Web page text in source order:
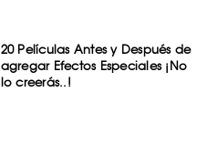
20 Películas Antes y Después de
agregar Efectos Especiales ¡No
lo creerás..!